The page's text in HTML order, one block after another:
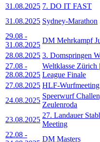
31.08.2025 7. DO IT FAST
31.08.2025 Sydney-Marathon
29.08 -
31.08.2025
DM Mehrkampf
28.08.2025 3. Domspringen
27.08 -
28.08.2025
Weltklasse Zürich
League Finale
27.08.2025 HLF-Wurfmeeting
24.08.2025
Speerwurf
Zeulenroda
23.08.2025
27. Landauer
Meeting
22.08 -
DM Masters